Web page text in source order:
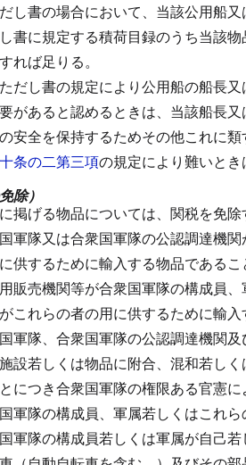
し書の場合において、当該公用船
書に規定する積荷目録のうち当該物
れば足りる。
ただし書の規定により公用船の船長
があると認めるときは、当該船長
安全を保持するためその他これに類
条の二第三項の規定により難いとき
除）
掲げる物品については、関税を免除
軍隊又は合衆国軍隊の公認調達機
供するために輸入する物品である
販売機関等が合衆国軍隊の構成員
これらの者の用に供するために輸
軍隊、合衆国軍隊の公認調達機関
設若しくは物品に附合、混和若し
につき合衆国軍隊の権限ある官憲
軍隊の構成員、軍属若しくはこれ
軍隊の構成員若しくは軍属が自己